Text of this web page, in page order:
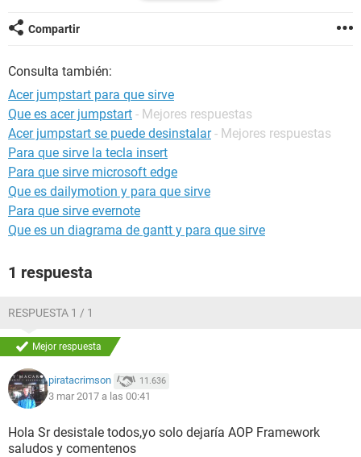
espacio en mi ordenador laptop en mi windows 8.1, y pues
deseo saber si es seguro poder desinstalarlos))
abPhoto de Acer
abMusic de Acer
abDocs de Acer
abDocs Office Addln
Acer Portal
AOP Framework
Compartir
Consulta también:
Acer jumpstart para que sirve
Que es acer jumpstart - Mejores respuestas
Acer jumpstart se puede desinstalar - Mejores respuestas
Para que sirve la tecla insert
Para que sirve microsoft edge
Que es dailymotion y para que sirve
Para que sirve evernote
Que es un diagrama de gantt y para que sirve
1 respuesta
RESPUESTA 1 / 1
Mejor respuesta
piratacrimson 11.636
3 mar 2017 a las 00:41
Hola Sr desistale todos,yo solo dejaría AOP Framework
saludos y comentenos